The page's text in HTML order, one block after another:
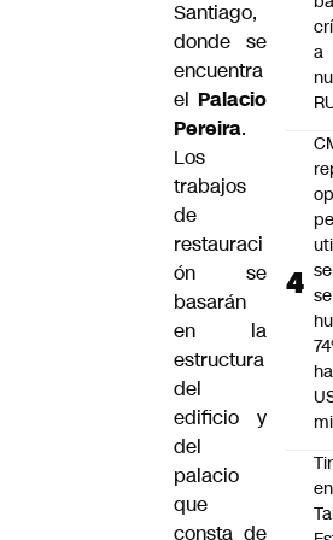
Santiago,
donde se
encuentra
el Palacio
Pereira.
Los
trabajos
de
restauraci
ón se
basarán
en la
estructura
del
edificio y
del
palacio
que
consta de
a
se
en